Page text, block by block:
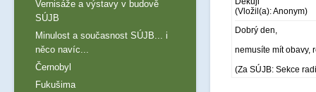
(Vložil(a): Anonym)
Dobrý den,
nemusíte mít obavy,
(Za SÚJB: Sekce
Vernisáže a výstavy v budově
SÚJB
Minulost a současnost SÚJB... i
něco navíc...
Černobyl
Fukušima